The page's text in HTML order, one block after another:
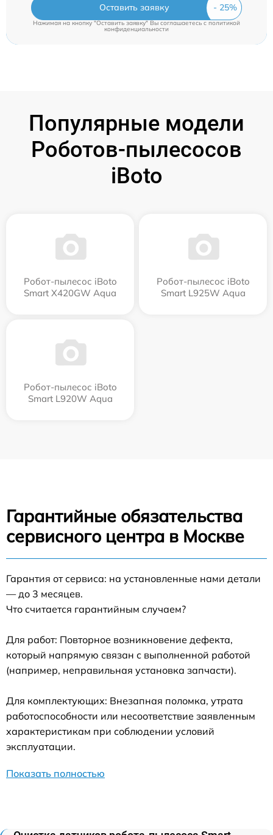
Оставить заявку
Нажимая на кнопку "Оставить заявку" Вы соглашаетесь c политикой
конфиденциальности
Популярные модели
Роботов-пылесосов
iBoto
Робот-пылесос iBoto
Smart Х420GW Aqua
Робот-пылесос iBoto
Smart L925W Aqua
Робот-пылесос iBoto
Smart L920W Aqua
Гарантийные обязательства
сервисного центра в Москве
Гарантия от сервиса: на установленные нами детали
— до 3 месяцев.
Что считается гарантийным случаем?
Для работ: Повторное возникновение дефекта,
который напрямую связан с выполненной работой
(например, неправильная установка запчасти).
Для комплектующих: Внезапная поломка, утрата
работоспособности или несоответствие заявленным
характеристикам при соблюдении условий
эксплуатации.
Показать полностью